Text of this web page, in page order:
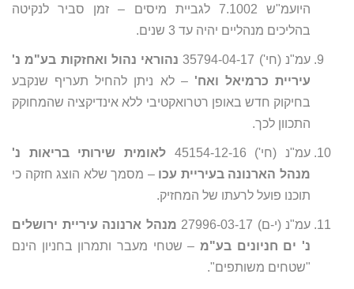
היועמ"ש 7.1002 לגביית מיסים – זמן סביר לנקיטה
בהליכים מנהליים יהיה עד 3 שנים.
עמ"נ (חי') 35794-04-17
נהוראי נהול ואחזקות בע"מ נ'
עיריית כרמיאל ואח' – לא ניתן להחיל תעריף שנקבע
בחיקוק חדש באופן רטרואקטיבי ללא אינדיקציה שהמחוקק
התכוון לכך.
עמ"נ (חי') 45154-12-16
לאומית שירותי בריאות נ'
מנהל הארנונה בעיריית עכו – מסמך שלא הוצג חזקה כי
תוכנו פועל לרעתו של המחזיק.
עמ"נ (י-ם) 27996-03-17
מנהל ארנונה עיריית ירושלים
נ' ים חניונים בע"מ – שטחי מעבר ותמרון בחניון הינם
"שטחים משותפים".